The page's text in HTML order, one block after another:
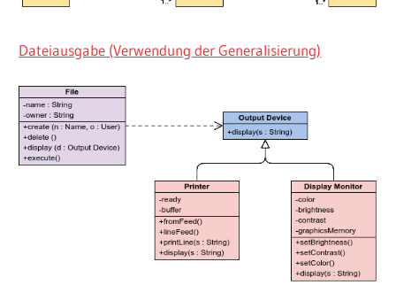
Dateiausgabe (Verwendung der Generalisierung)